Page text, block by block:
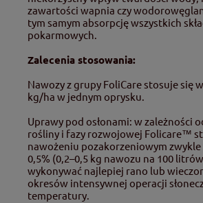
zawartości wapnia czy
tym samym absorpcję wszystkich
pokarmowych.
Zalecenia stosowania:
Nawozy z grupy FoliCare stosuje się
kg/ha w jednym oprysku.
Uprawy pod osłonami: w zależności
rośliny i fazy rozwojowej Folicare™
nawożeniu pozakorzeniowym zwykle
0,5% (0,2–0,5 kg nawozu na 100
wykonywać najlepiej rano lub
okresów intensywnej operacji
temperatury.